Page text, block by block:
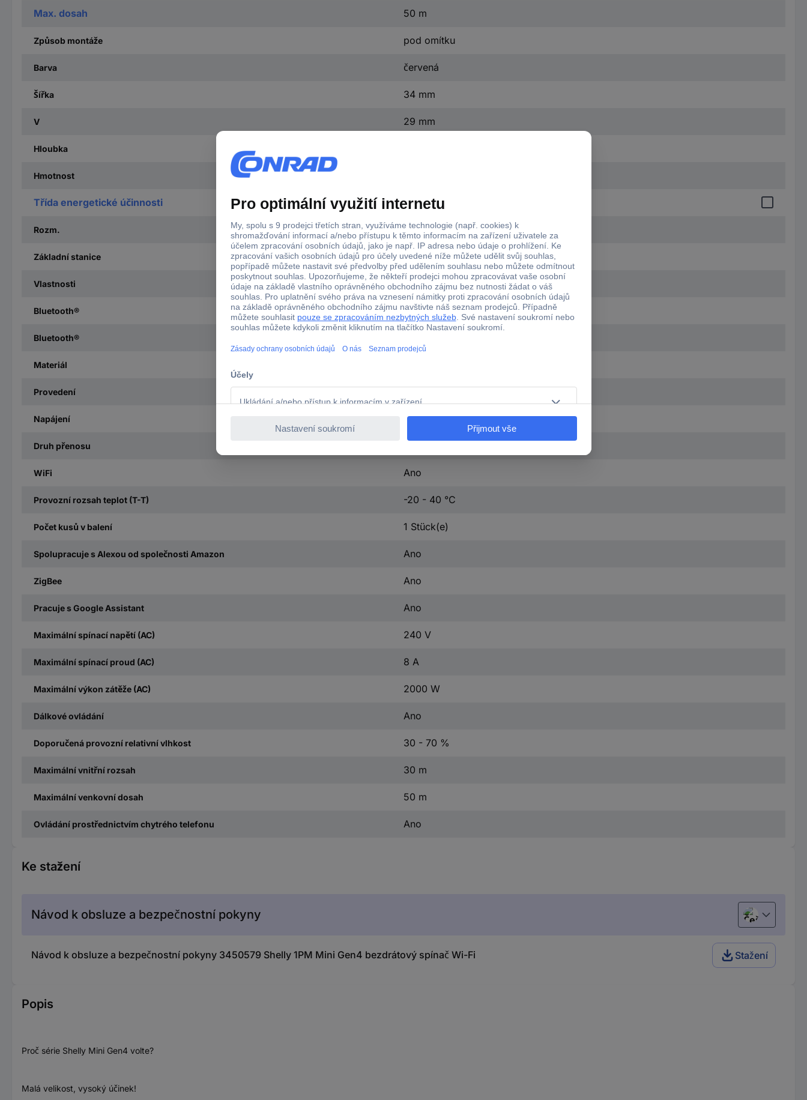
Max. dosah 50 m
Způsob montáže pod omítku
Barva červená
Šířka 34 mm
V 29 mm
Hloubka
Hmotnost
Třída energetické účinnosti n.rel.
Rozm. (š x v x h) 34 x 29 x 16 mm
Základní stanice nepožadovaná
Vlastnosti s funkcí měření
Bluetooth® 5.0
Bluetooth®
Materiál
Provedení Inteligentní spínač
Napájení 110-240 V
Druh přenosu
WiFi Ano
Provozní rozsah teplot (T-T) -20 - 40 °C
Počet kusů v balení 1 Stück(e)
Spolupracuje s Alexou od společnosti Amazon Ano
ZigBee Ano
Pracuje s Google Assistant Ano
Maximální spínací napětí (AC) 240 V
Maximální spínací proud (AC) 8 A
Maximální výkon zátěže (AC) 2000 W
Dálkové ovládání Ano
Doporučená provozní relativní vlhkost 30 - 70 %
Maximální vnitřní rozsah 30 m
Maximální venkovní dosah 50 m
Ovládání prostřednictvím chytrého telefonu Ano
Ke stažení
Návod k obsluze a bezpečnostní pokyny Čeština
Návod k obsluze a bezpečnostní pokyny 3450579 Shelly 1PM Mini Gen4 bezdrátový spínač Wi-Fi Stažení
Popis
Proč série Shelly Mini Gen4 volte?
Malá velikost, vysoký účinek!